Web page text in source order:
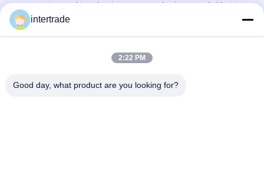
op maat gemaakte oplossingen om aan de eisen van de klant te
86-28-37561966-8:00
intertrade
2:22 PM
Good day, what product are you looking for?